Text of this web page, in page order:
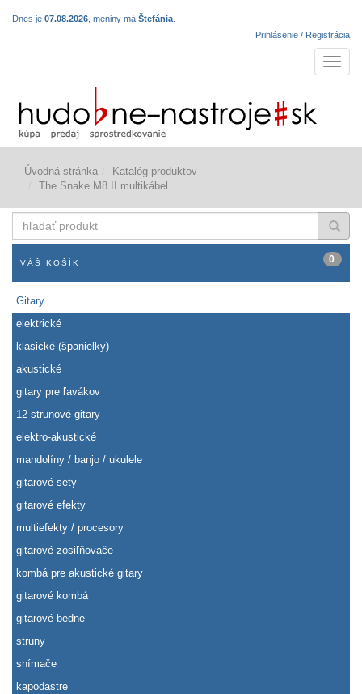
Dnes je 07.08.2026 , meniny má Štefánia
Prihlásenie / Registrácia
Úvodná stránka
Katalóg produktov
The Snake M8 II multikábel
produkt
VÁŠ KOŠÍK 0
Gitary
elektrické
klasické (španielky)
akustické
gitary pre ľavákov
12 strunové gitary
elektro-akustické
mandolíny / banjo / ukulele
gitarové sety
gitarové efekty
multiefekty / procesory
gitarové zosiľňovače
kombá pre akustické gitary
gitarové kombá
gitarové bedne
struny
snímače
kapodastre